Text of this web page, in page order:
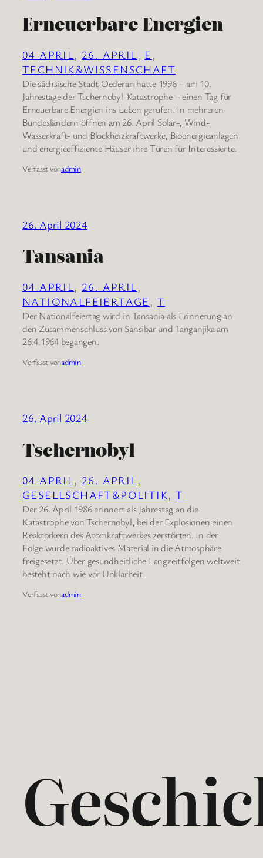
Erneuerbare Energien
04 APRIL , 26. APRIL , E
TECHNIK&WISSENSCHAFT
Die sächsische Stadt Oederan hatte 1996 – am 10.
Jahrestage der Tschernobyl-Katastrophe – einen Tag für
Erneuerbare Energien ins Leben gerufen. In mehreren
Bundesländern öffnen am 26. April Solar-, Wind-,
Wasserkraft- und Blockheizkraftwerke, Bioenergieanlagen
und energieeffiziente Häuser ihre Türen für Interessierte.
Verfasst vonadmin
26. April 2024
Tansania
04 APRIL, 26. APRIL
NATIONALFEIERTAGE , T
Der Nationalfeiertag wird in Tansania als Erinnerung an
den Zusammenschluss von Sansibar und Tanganjika am
26.4.1964 begangen.
Verfasst vonadmin
26. April 2024
Tschernobyl
04 APRIL, 26. APRIL
GESELLSCHAFT&POLITIK, T
Der 26. April 1986 erinnert als Jahrestag an die
Katastrophe von Tschernobyl, bei der Explosionen einen
Reaktorkern des Atomkraftwerkes zerstörten. In der
Folge wurde radioaktives Material in die Atmosphäre
freigesetzt. Über gesundheitliche Langzeitfolgen weltweit
besteht nach wie vor Unklarheit.
Verfasst vonadmin